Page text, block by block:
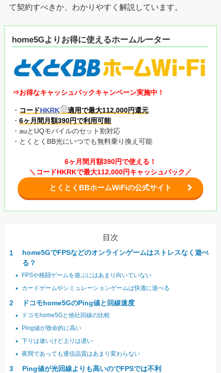
て契約すべきか、わかりやすく解説しています。
home5Gよりお得に使えるホームルーター
⇒お得なキャッシュバックキャンペーン実施中！
・ コードHKRK
適用で最大112,000円還元
・ 6ヶ月間月額390円で利用可能
・auとUQモバイルのセット割対応
・とくとくBB光にいつでも無料乗り換え可能
6ヶ月間月額390円で使える！
＼コードHKRKで最大112,000円キャッシュバック／
とくとくBBホームWiFiの公式サイト
目次
home5GでFPSなどのオンラインゲームはストレスなく遊べ
る？
FPSや格闘ゲームを遊ぶにはあまり向いていない
カードゲームやシミュレーションゲームは快適に遊べる
ドコモhome5GのPing値と回線速度
ドコモhome5Gと他社回線の比較
Ping値が致命的に高い
下りは速いけど上りは遅い
夜間であっても通信品質はあまり変わらない
Ping値が光回線よりも高いのでFPSでは不利